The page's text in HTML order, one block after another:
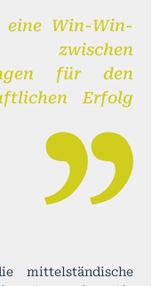
Win-Win-
zwischen
für den
Erfolg
mittelständische